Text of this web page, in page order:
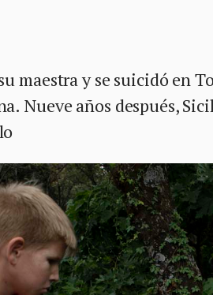
maestra y se suicidó en
Nueve años después,